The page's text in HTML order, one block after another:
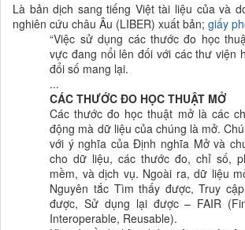
Là bản dịch sang tiếng Việt tài liệu của và
nghiên cứu châu Âu (LIBER) xuất bản; giấy
“Việc sử dụng các thước đo học
vực đang nổi lên đối với các thư viện
đổi số mang lại.
...
CÁC THƯỚC ĐO HỌC THUẬT MỞ
Các thước đo học thuật mở là các
động mà dữ liệu của chúng là mở.
với ý nghĩa của Định nghĩa Mở và
cho dữ liệu, các thước đo, chỉ số,
mềm, và dịch vụ. Ngoài ra, dữ liệu
Nguyên tắc Tìm thấy được, Truy
được, Sử dụng lại được – FAIR
Interoperable, Reusable).